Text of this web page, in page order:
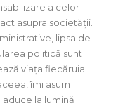
a celor
asupra societății.
lipsa de
politică sunt
viața fiecăruia
îmi asum
la lumină